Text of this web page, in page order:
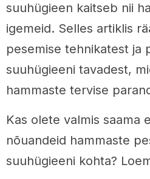
suuhügieen kaitseb nii
igemeid. Selles artiklis
pesemise tehnikatest ja
suuhügieeni tavadest,
hammaste tervise
Kas olete valmis saama
nõuandeid hammaste
suuhügieeni kohta?